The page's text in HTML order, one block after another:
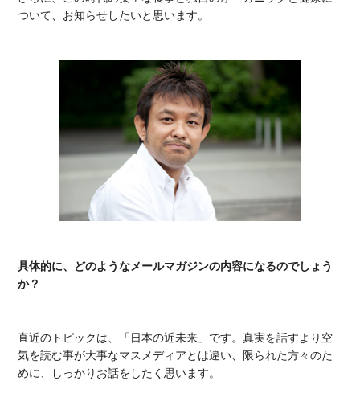
ついて、お知らせしたいと思います。
具体的に、どのようなメールマガジンの内容になるのでしょう
か？
直近のトピックは、「日本の近未来」です。真実を話すより空
気を読む事が大事なマスメディアとは違い、限られた方々のた
めに、しっかりお話をしたく思います。